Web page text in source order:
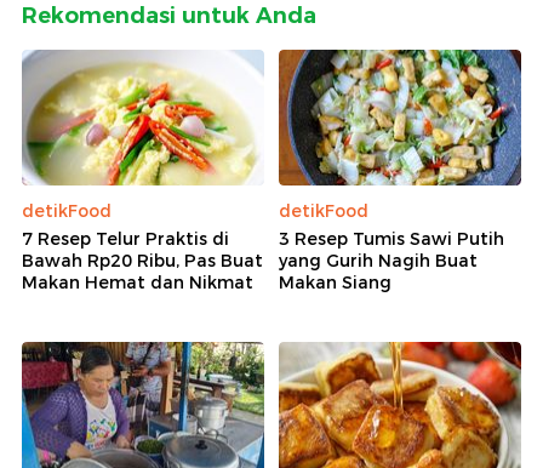
Rekomendasi untuk Anda
detikFood
7 Resep Telur Praktis di
Bawah Rp20 Ribu, Pas Buat
Makan Hemat dan Nikmat
detikFood
3 Resep Tumis Sawi Putih
yang Gurih Nagih Buat
Makan Siang